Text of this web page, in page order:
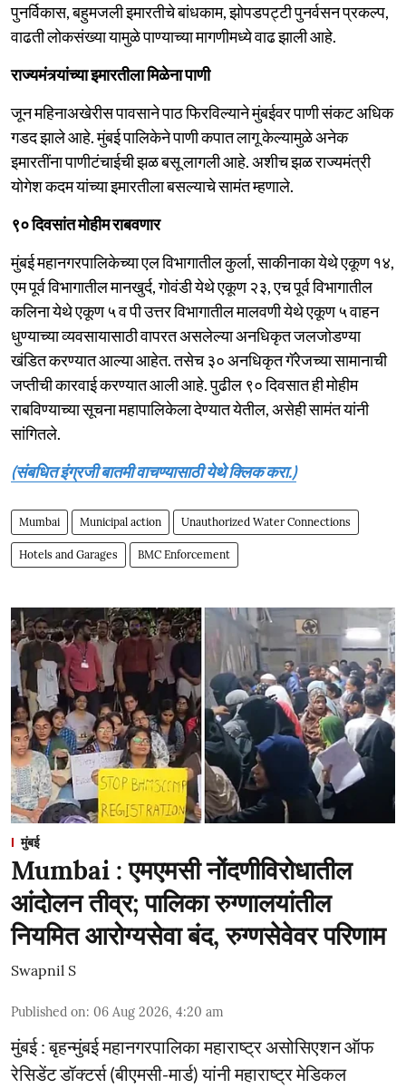
पुनर्विकास, बहुमजली इमारतीचे बांधकाम, झोपडपट्टी पुनर्वसन प्रकल्प,
वाढती लोकसंख्या यामुळे पाण्याच्या मागणीमध्ये वाढ झाली आहे.
राज्यमंत्र्यांच्या इमारतीला मिळेना पाणी
जून महिनाअखेरीस पावसाने पाठ फिरविल्याने मुंबईवर पाणी संकट अधिक
गडद झाले आहे. मुंबई पालिकेने पाणी कपात लागू केल्यामुळे अनेक
इमारतींना पाणीटंचाईची झळ बसू लागली आहे. अशीच झळ राज्यमंत्री
योगेश कदम यांच्या इमारतीला बसल्याचे सामंत म्हणाले.
९० दिवसांत मोहीम राबवणार
मुंबई महानगरपालिकेच्या एल विभागातील कुर्ला, साकीनाका येथे एकूण १४,
एम पूर्व विभागातील मानखुर्द, गोवंडी येथे एकूण २३, एच पूर्व विभागातील
कलिना येथे एकूण ५ व पी उत्तर विभागातील मालवणी येथे एकूण ५ वाहन
धुण्याच्या व्यवसायासाठी वापरत असलेल्या अनधिकृत जलजोडण्या
खंडित करण्यात आल्या आहेत. तसेच ३० अनधिकृत गॅरेजच्या सामानाची
जप्तीची कारवाई करण्यात आली आहे. पुढील ९० दिवसात ही मोहीम
राबविण्याच्या सूचना महापालिकेला देण्यात येतील, असेही सामंत यांनी
सांगितले.
(संबधित इंग्रजी बातमी वाचण्यासाठी येथे क्लिक करा.)
Mumbai Municipal action Unauthorized Water Connections
Hotels and Garages BMC Enforcement
मुंबई
Mumbai : एमएमसी नोंदणीविरोधातील
आंदोलन तीव्र; पालिका रुग्णालयांतील
नियमित आरोग्यसेवा बंद, रुग्णसेवेवर परिणाम
Swapnil S
Published on: 06 Aug 2026, 4:20 am
मुंबई : बृहन्मुंबई महानगरपालिका महाराष्ट्र असोसिएशन ऑफ
रेसिडेंट डॉक्टर्स (बीएमसी-मार्ड) यांनी महाराष्ट्र मेडिकल